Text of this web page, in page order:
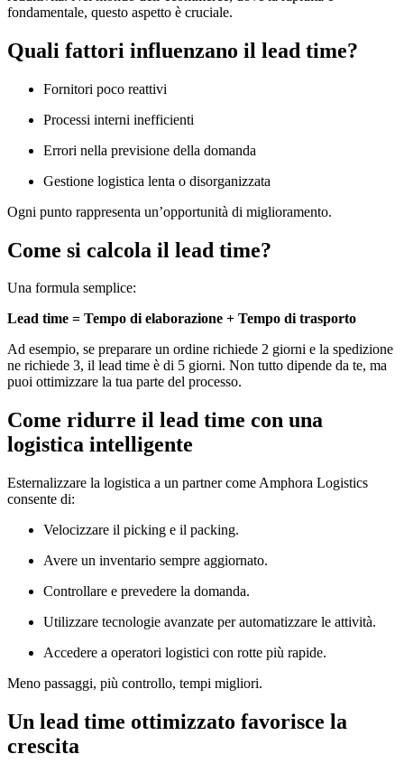
fondamentale, questo aspetto è cruciale.
Quali fattori influenzano il lead time?
Fornitori poco reattivi
Processi interni inefficienti
Errori nella previsione della domanda
Gestione logistica lenta o disorganizzata
Ogni punto rappresenta un’opportunità di miglioramento.
Come si calcola il lead time?
Una formula semplice:
Lead time = Tempo di elaborazione + Tempo di trasporto
Ad esempio, se preparare un ordine richiede 2 giorni e la spedizione
ne richiede 3, il lead time è di 5 giorni. Non tutto dipende da te, ma
puoi ottimizzare la tua parte del processo.
Come ridurre il lead time con una
logistica intelligente
Esternalizzare la logistica a un partner come Amphora Logistics
consente di:
Velocizzare il picking e il packing.
Avere un inventario sempre aggiornato.
Controllare e prevedere la domanda.
Utilizzare tecnologie avanzate per automatizzare le attività.
Accedere a operatori logistici con rotte più rapide.
Meno passaggi, più controllo, tempi migliori.
Un lead time ottimizzato favorisce la
crescita